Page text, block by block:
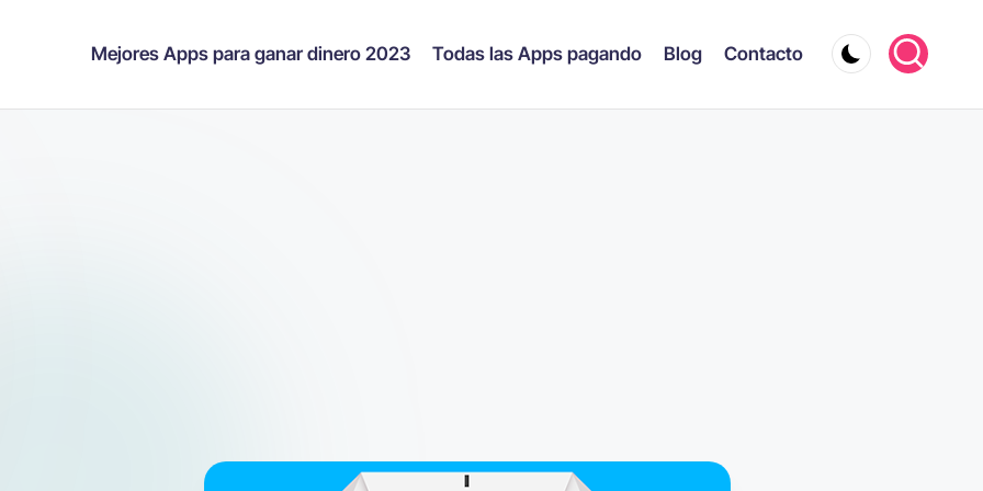
Mejores Apps para ganar dinero 2023 Todas las Apps pagando Blog Contacto